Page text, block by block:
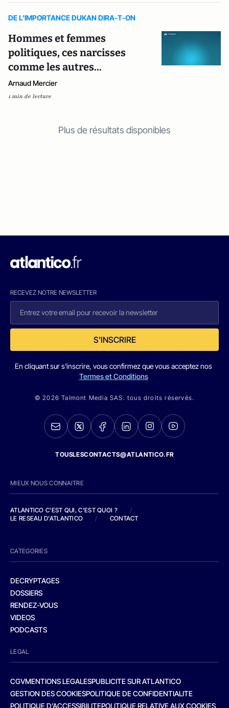
DE L'IMPORTANCE DUKAN DIRA-T-ON
Hommes et femmes
politiques, ces narcisses
comme les autres...
Arnaud Mercier
1 min de lecture
Plus de résultats disponibles
RECEVEZ NOTRE NEWSLETTER
S'INSCRIRE
En cliquant sur s'inscrire, vous confirmez que vous acceptez nos
Termes et Conditions
© 2026 Talmont Media SAS. tous droits réservés.
TOUSLESCONTACTS@ATLANTICO.FR
MIEUX NOUS CONNAITRE
ATLANTICO C'EST QUI, C'EST QUOI ?
/
LE RESEAU D'ATLANTICO
/ CONTACT
CATEGORIES
DECRYPTAGES
DOSSIERS
RENDEZ-VOUS
VIDEOS
PODCASTS
LEGAL
CGVMENTIONS LEGALESPUBLICITE SUR ATLANTICO
GESTION DES COOKIESPOLITIQUE DE CONFIDENTIALITE
POLITIQUE D’ACCESSIBILITEPOLITIQUE RELATIVE AUX COOKIES